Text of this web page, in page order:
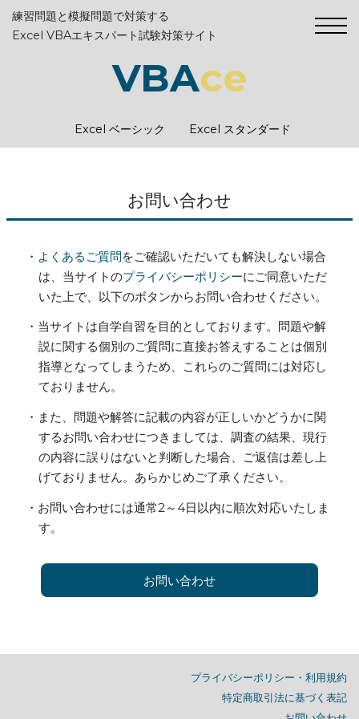
練習問題と模擬問題で対策する
Excel VBAエキスパート試験対策サイト
VBAce
Excel ベーシック Excel スタンダード
お問い合わせ
・ よくあるご質問をご確認いただいても解決しない場合
は、当サイトのプライバシーポリシーにご同意いただ
いた上で、以下のボタンからお問い合わせください。
・当サイトは自学自習を目的としております。問題や解
説に関する個別のご質問に直接お答えすることは個別
指導となってしまうため、これらのご質問には対応し
ておりません。
・また、問題や解答に記載の内容が正しいかどうかに関
するお問い合わせにつきましては、調査の結果、現行
の内容に誤りはないと判断した場合、ご返信は差し上
げておりません。あらかじめご了承ください。
・お問い合わせには通常2～4日以内に順次対応いたしま
す。
お問い合わせ
プライバシーポリシー・利用規約
特定商取引法に基づく表記